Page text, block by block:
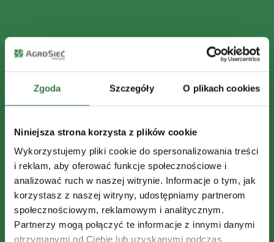
Zgoda Szczegóły O plikach cookies
Niniejsza strona korzysta z plików cookie
Wykorzystujemy pliki cookie do spersonalizowania treści
i reklam, aby oferować funkcje społecznościowe i
analizować ruch w naszej witrynie. Informacje o tym, jak
korzystasz z naszej witryny, udostępniamy partnerom
społecznościowym, reklamowym i analitycznym.
Partnerzy mogą połączyć te informacje z innymi danymi
otrzymanymi od Ciebie lub uzyskanymi podczas